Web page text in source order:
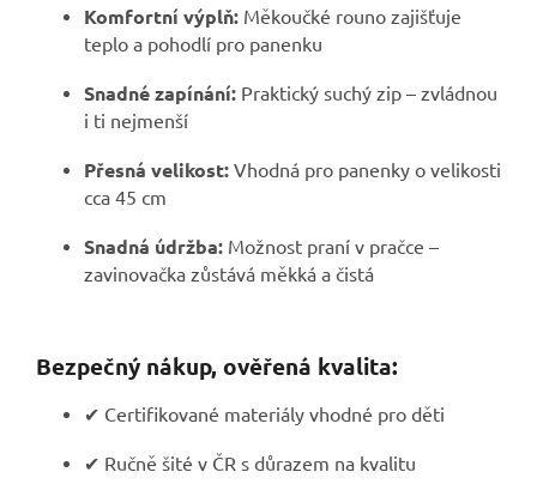
Komfortní výplň: Měkoučké rouno zajišťuje
teplo a pohodlí pro panenku
Snadné zapínání: Praktický suchý zip – zvládnou
i ti nejmenší
Přesná velikost: Vhodná pro panenky o velikosti
cca 45 cm
Snadná údržba: Možnost praní v pračce –
zavinovačka zůstává měkká a čistá
Bezpečný nákup, ověřená kvalita:
✔ Certifikované materiály vhodné pro děti
✔ Ručně šité v ČR s důrazem na kvalitu